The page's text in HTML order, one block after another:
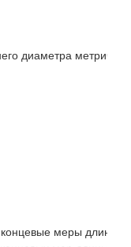
диаметра
меры длинны